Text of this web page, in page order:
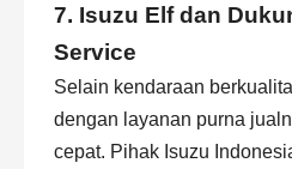
7. Isuzu Elf dan
Service
Selain kendaraan
dengan layanan purna
cepat. Pihak Isuzu